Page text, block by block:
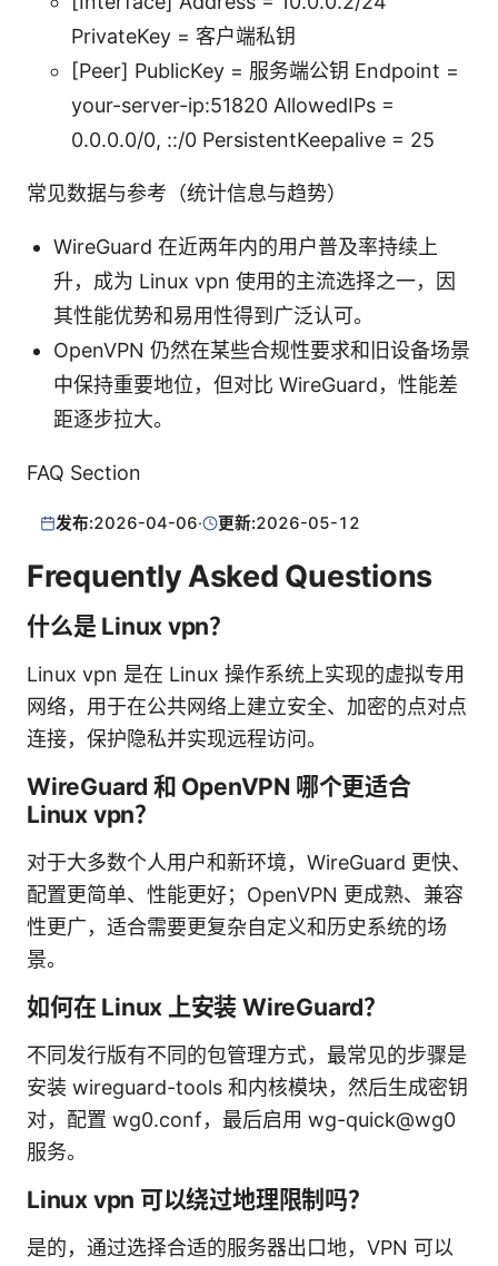
PrivateKey = 客户端私钥
[Peer] PublicKey = 服务端公钥 Endpoint =
your-server-ip:51820 AllowedIPs =
0.0.0.0/0, ::/0 PersistentKeepalive = 25
常见数据与参考（统计信息与趋势）
WireGuard 在近两年内的用户普及率持续上
升，成为 Linux vpn 使用的主流选择之一，因
其性能优势和易用性得到广泛认可。
OpenVPN 仍然在某些合规性要求和旧设备场景
中保持重要地位，但对比 WireGuard，性能差
距逐步拉大。
FAQ Section
发布:2026-04-06· 更新:2026-05-12
Frequently Asked Questions
什么是 Linux vpn？
Linux vpn 是在 Linux 操作系统上实现的虚拟专用
网络，用于在公共网络上建立安全、加密的点对点
连接，保护隐私并实现远程访问。
WireGuard 和 OpenVPN 哪个更适合
Linux vpn？
对于大多数个人用户和新环境，WireGuard 更快、
配置更简单、性能更好；OpenVPN 更成熟、兼容
性更广，适合需要更复杂自定义和历史系统的场
景。
如何在 Linux 上安装 WireGuard？
不同发行版有不同的包管理方式，最常见的步骤是
安装 wireguard-tools 和内核模块，然后生成密钥
对，配置 wg0.conf，最后启用 wg-quick@wg0
服务。
Linux vpn 可以绕过地理限制吗？
是的，通过选择合适的服务器出口地，VPN 可以